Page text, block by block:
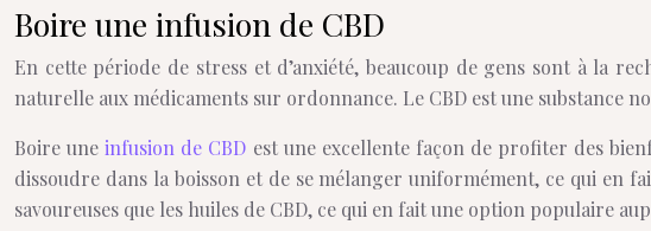
Boire une infusion de CBD
En cette période de stress et d’anxiété, beaucoup de gens sont à la
naturelle aux médicaments sur ordonnance. Le CBD est une substance
Boire uneinfusion de CBD est une excellente façon de profiter des
dissoudre dans la boisson et de se mélanger uniformément, ce qui en
savoureuses que les huiles de CBD, ce qui en fait une option populaire